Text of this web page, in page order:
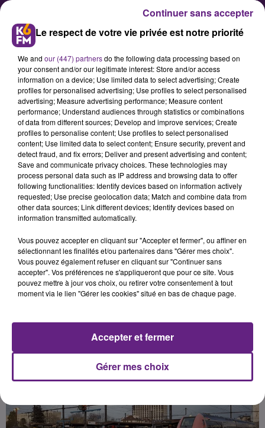
Encore une légère amélioration
du trafic TER ce mercredi
Au 35eme jour de grève, le trafic
reste encore perturbé mais
s’améliore sur les rails en
Bourgogne-Franche-Comté. Voici
direction régionale de la compagnie
ferroviaire.
Publié : 8 janvier 2020 à 7h19 par la rédaction
Le respect de votre vie privée est notre priorité
We and our (447) partnersdo the following data processing based on
your consent and/or our legitimate interest: Store and/or access
information on a device; Use limited data to select advertising; Create
profiles for personalised advertising; Use profiles to select personalised
advertising; Measure advertising performance; Measure content
performance; Understand audiences through statistics or combinations
of data from different sources; Develop and improve services; Create
profiles to personalise content; Use profiles to select personalised
content; Use limited data to select content; Ensure security, prevent and
detect fraud, and fix errors; Deliver and present advertising and content;
Save and communicate privacy choices. These technologies may
process personal data such as IP address and browsing data to offer
following functionalities: Identify devices based on information actively
requested; Use precise geolocation data; Match and combine data from
other data sources; Link different devices; Identify devices based on
information transmitted automatically.
Vous pouvez accepter en cliquant sur "Accepter et fermer", ou affiner en
sélectionnant les finalités et/ou partenaires dans "Gérer mes choix".
Vous pouvez également refuser en cliquant sur "Continuer sans
accepter". Vos préférences ne s'appliqueront que pour ce site. Vous
pouvez mettre à jour vos choix, ou retirer votre consentement à tout
moment via le lien "Gérer les cookies" situé en bas de chaque page.
Gérer mes choix
Accepter et fermer
Continuer sans accepter